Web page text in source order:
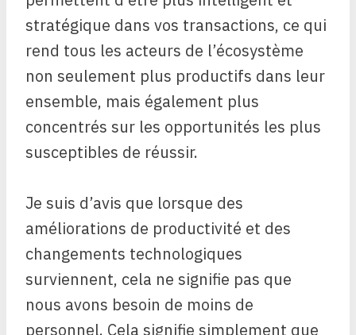
stratégique dans vos transactions, ce qui
rend tous les acteurs de l’écosystème
non seulement plus productifs dans leur
ensemble, mais également plus
concentrés sur les opportunités les plus
susceptibles de réussir.
Je suis d’avis que lorsque des
améliorations de productivité et des
changements technologiques
surviennent, cela ne signifie pas que
nous avons besoin de moins de
personnel. Cela signifie simplement que